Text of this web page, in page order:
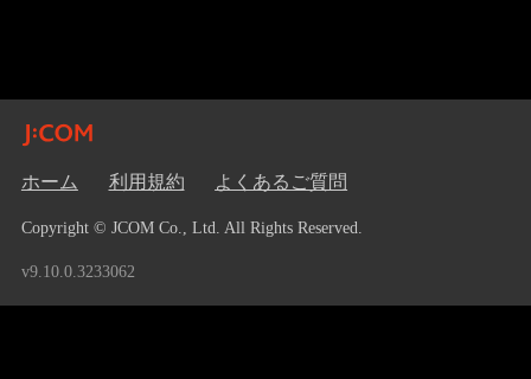
ホーム 利用規約 よくあるご質問
Copyright © JCOM Co., Ltd. All Rights Reserved.
v9.10.0.3233062